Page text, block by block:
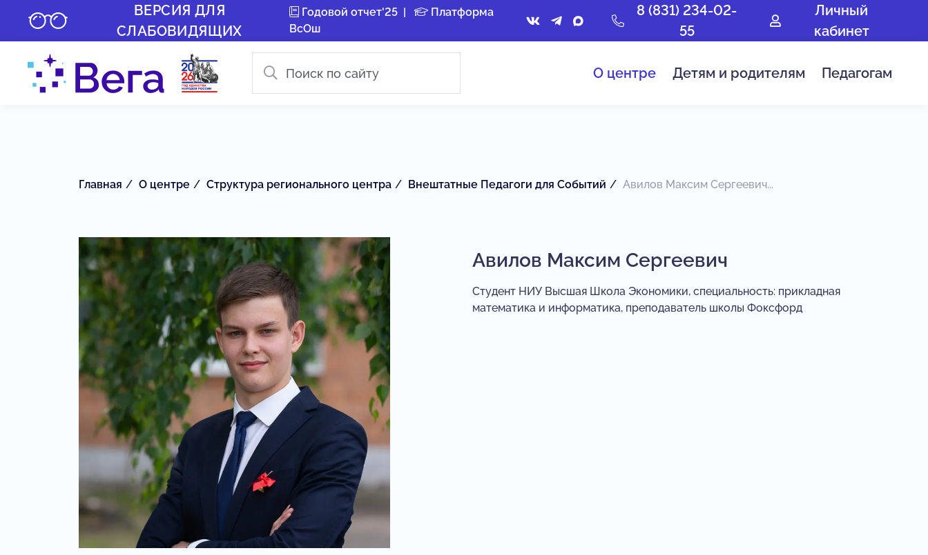
ВЕРСИЯ ДЛЯ
СЛАБОВИДЯЩИХ
Годовой отчет'25|
Платформа
ВсОш
8 (831) 234-02-
55
Личный
кабинет
О центре Детям и родителям Педагогам
Главная О центре Структура регионального центра Внештатные Педагоги для Событий Авилов Максим Сергеевич...
Авилов Максим Сергеевич
Студент НИУ Высшая Школа Экономики, специальность: прикладная
математика и информатика, преподаватель школы Фоксфорд